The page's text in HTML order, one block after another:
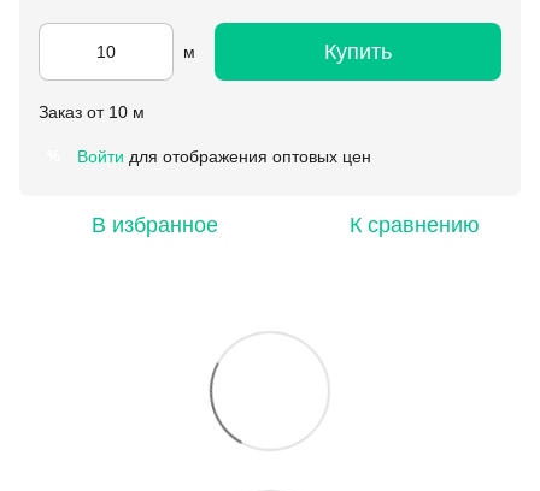
м Купить
Заказ от 10 м
Войти для отображения оптовых цен
В избранное К сравнению